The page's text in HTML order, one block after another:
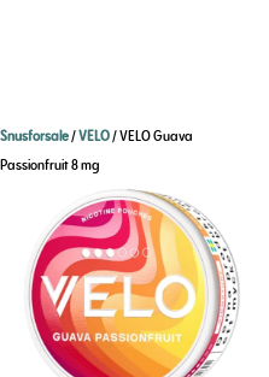
Snusforsale/VELO/ VELO Guava
Passionfruit 8 mg